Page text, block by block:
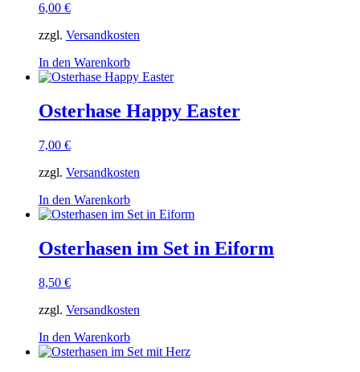
6,00 €
zzgl. Versandkosten
In den Warenkorb
Osterhase Happy Easter
7,00 €
zzgl. Versandkosten
In den Warenkorb
Osterhasen im Set in Eiform
8,50 €
zzgl. Versandkosten
In den Warenkorb